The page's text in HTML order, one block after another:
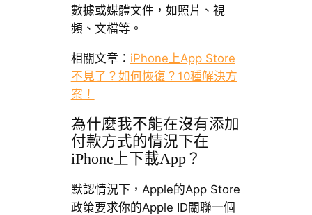
數據或媒體文件，如照片、視
頻、文檔等。
相關文章： iPhone上App Store
不見了？如何恢復？10種解決方
案！
為什麼我不能在沒有添加
付款方式的情況下在
iPhone上下載App？
默認情況下，Apple的App Store
政策要求你的Apple ID關聯一個